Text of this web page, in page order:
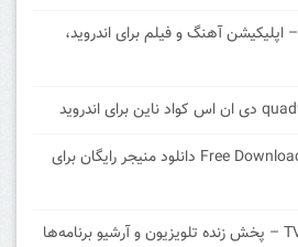
دانلود آیروموزیک 5.5.1 – اپلیکیشن آهنگ و فیلم برای اندروید،
دانلود Free Download Manager 6.30 دانلود منیجر رایگان برای
دانلود تلوبیون 5.2.2 + TV – پخش زنده تلویزیون و آرشیو برنامه‌ها